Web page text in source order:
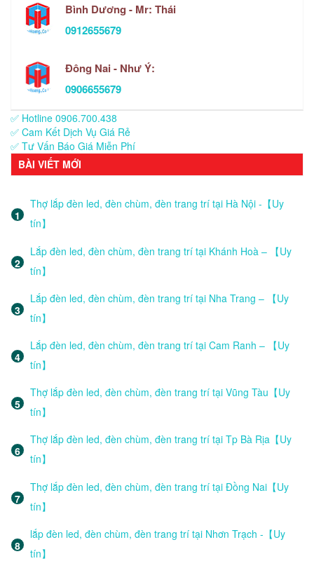
Bình Dương - Mr: Thái
0912655679
Đông Nai - Như Ý:
0906655679
✅ Hotline 0906.700.438
✅ Cam Kết Dịch Vụ Giá Rẻ
✅ Tư Vấn Báo Giá Miễn Phí
BÀI VIẾT MỚI
Thợ lắp đèn led, đèn chùm, đèn trang trí tại Hà Nội -【Uy
tín】
Lắp đèn led, đèn chùm, đèn trang trí tại Khánh Hoà – 【Uy
tín】
Lắp đèn led, đèn chùm, đèn trang trí tại Nha Trang – 【Uy
tín】
Lắp đèn led, đèn chùm, đèn trang trí tại Cam Ranh – 【Uy
tín】
Thợ lắp đèn led, đèn chùm, đèn trang trí tại Vũng Tàu【Uy
tín】
Thợ lắp đèn led, đèn chùm, đèn trang trí tại Tp Bà Rịa【Uy
tín】
Thợ lắp đèn led, đèn chùm, đèn trang trí tại Đồng Nai【Uy
tín】
lắp đèn led, đèn chùm, đèn trang trí tại Nhơn Trạch -【Uy
tín】